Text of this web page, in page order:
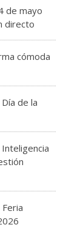
de mayo
directo
cómoda
de la